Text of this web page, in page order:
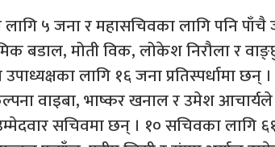
५ जना र महासचिवका लागि पनि
बडाल, मोती विक, लोकेश निरौला र वाङ्छु
लागि १६ जना प्रतिस्पर्धामा
वाइबा, भाष्कर खनाल र उमेश आचार्यले
सचिवमा छन् । १० सचिवका लागि ६१